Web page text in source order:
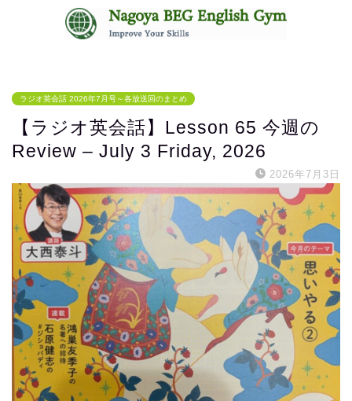
無料体験レッスンはコチラ
ラジオ英会話 2026年7月号～各放送回のまとめ
【ラジオ英会話】Lesson 65 今週の
Review – July 3 Friday, 2026
2026年7月3日